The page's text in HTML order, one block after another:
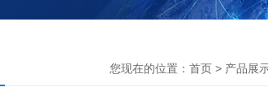
您现在的位置： 首页 > 产品展